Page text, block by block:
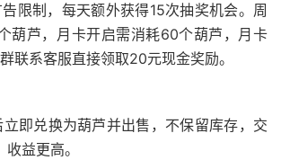
限制，每天额外获得15次抽奖机会。周
葫芦，月卡开启需消耗60个葫芦，月卡
联系客服直接领取20元现金奖励。
即兑换为葫芦并出售，不保留库存，交
益更高。